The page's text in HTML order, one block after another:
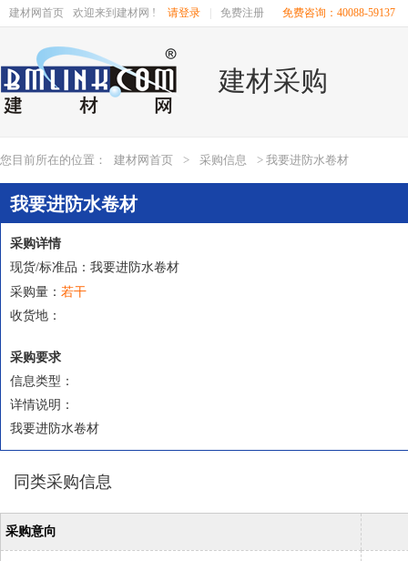
建材网首页 欢迎来到建材网 ! 请登录 免费注册 免费咨询：40088-59137
建材采购
您目前所在的位置： 建材网首页 > 采购信息 > 我要进防水卷材
我要进防水卷材
采购详情
现货/标准品：我要进防水卷材
采购量： 若干
收货地：
采购要求
信息类型：
详情说明：
我要进防水卷材
同类采购信息
采购意向